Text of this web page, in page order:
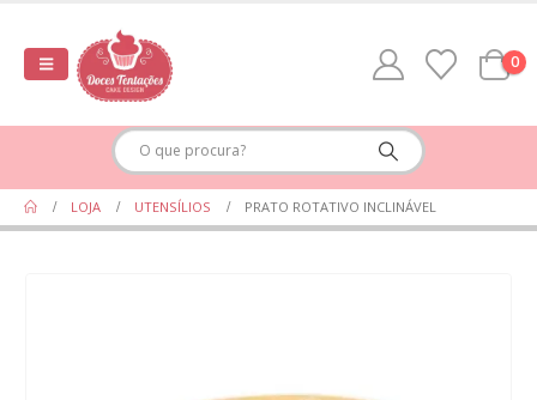
0
LOJA UTENSÍLIOS PRATO ROTATIVO INCLINÁVEL